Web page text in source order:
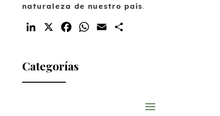
naturaleza de nuestro país.
LinkedIn FacebookWhatsApp
Email
Categorías